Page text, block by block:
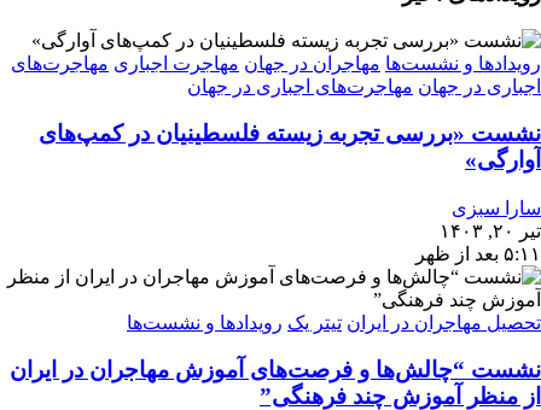
رویدادها و نشست‌ها مهاجران در جهان مهاجرت اجباری مهاجرت‌های
اجباری در جهان مهاجرت‌های اجباری در جهان
نشست «بررسی تجربه‌ زیسته فلسطینیان در کمپ‌های
آوارگی»
سارا سبزی
تیر ۲۰, ۱۴۰۳
۵:۱۱ بعد از ظهر
تحصیل مهاجران در ایران تیتر یک رویدادها و نشست‌ها
نشست “چالش‌ها و فرصت‌های آموزش مهاجران در ایران
از منظر آموزش چند فرهنگی”